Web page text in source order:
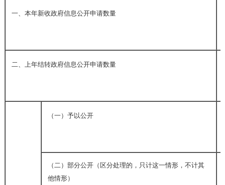
一、本年新收政府信息公开申请数量
二、上年结转政府信息公开申请数量
（一）予以公开
（二）部分公开（区分处理的，只计这一情形，不计其
他情形）